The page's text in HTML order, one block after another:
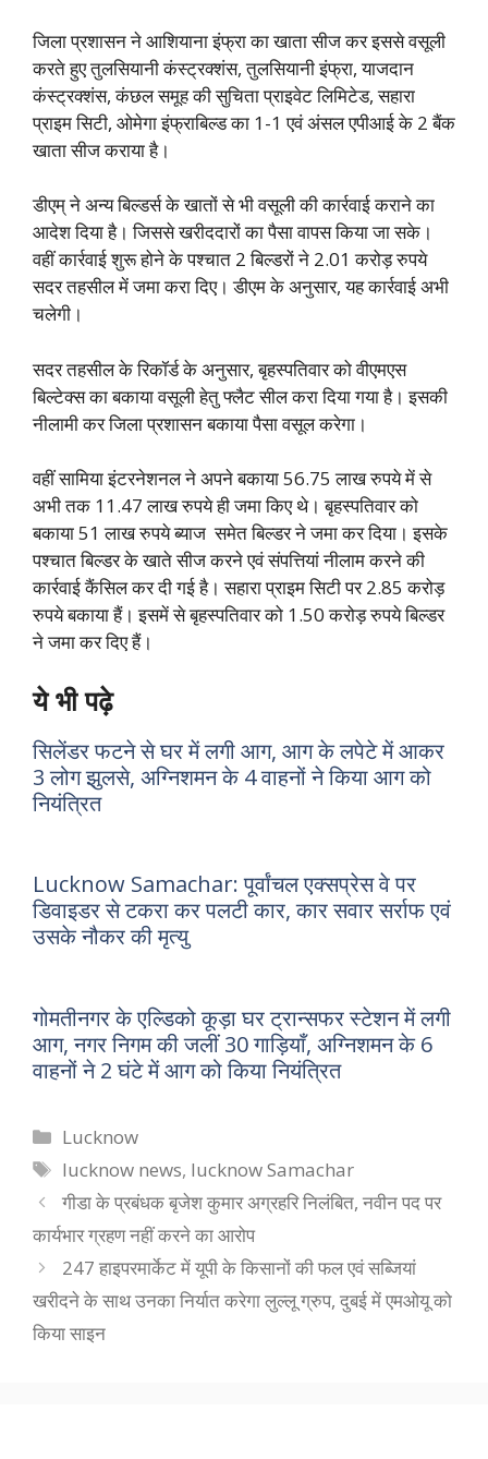
जिला प्रशासन ने आशियाना इंफ्रा का खाता सीज कर इससे वसूली
करते हुए तुलसियानी कंस्ट्रक्शंस, तुलसियानी इंफ्रा, याजदान
कंस्ट्रक्शंस, कंछल समूह की सुचिता प्राइवेट लिमिटेड, सहारा
प्राइम सिटी, ओमेगा इंफ्राबिल्ड का 1-1 एवं अंसल एपीआई के 2 बैंक
खाता सीज कराया है।
डीएम् ने अन्य बिल्डर्स के खातों से भी वसूली की कार्रवाई कराने का
आदेश दिया है। जिससे खरीददारों का पैसा वापस किया जा सके।
वहीं कार्रवाई शुरू होने के पश्चात 2 बिल्डरों ने 2.01 करोड़ रुपये
सदर तहसील में जमा करा दिए। डीएम के अनुसार, यह कार्रवाई अभी
चलेगी।
सदर तहसील के रिकॉर्ड के अनुसार, बृहस्पतिवार को वीएमएस
बिल्टेक्स का बकाया वसूली हेतु फ्लैट सील करा दिया गया है। इसकी
नीलामी कर जिला प्रशासन बकाया पैसा वसूल करेगा।
वहीं सामिया इंटरनेशनल ने अपने बकाया 56.75 लाख रुपये में से
अभी तक 11.47 लाख रुपये ही जमा किए थे। बृहस्पतिवार को
बकाया 51 लाख रुपये ब्याज समेत बिल्डर ने जमा कर दिया। इसके
पश्चात बिल्डर के खाते सीज करने एवं संपत्तियां नीलाम करने की
कार्रवाई कैंसिल कर दी गई है।सहारा प्राइम सिटी पर 2.85 करोड़
रुपये बकाया हैं। इसमें से बृहस्पतिवार को 1.50 करोड़ रुपये बिल्डर
ने जमा कर दिए हैं।
ये भी पढ़े
सिलेंडर फटने से घर में लगी आग, आग के लपेटे में आकर
3 लोग झुलसे, अग्निशमन के 4 वाहनों ने किया आग को
नियंत्रित
Lucknow Samachar: पूर्वांचल एक्सप्रेस वे पर
डिवाइडर से टकरा कर पलटी कार, कार सवार सर्राफ एवं
उसके नौकर की मृत्यु
गोमतीनगर के एल्डिको कूड़ा घर ट्रान्सफर स्टेशन में लगी
आग, नगर निगम की जलीं 30 गाड़ियाँ, अग्निशमन के 6
वाहनों ने 2 घंटे में आग को किया नियंत्रित
Categories
Lucknow
Tags
lucknow news, lucknow Samachar
गीडा के प्रबंधक बृजेश कुमार अग्रहरि निलंबित, नवीन पद पर
कार्यभार ग्रहण नहीं करने का आरोप
247 हाइपरमार्केट में यूपी के किसानों की फल एवं सब्जियां
खरीदने के साथ उनका निर्यात करेगा लुल्लू ग्रुप, दुबई में एमओयू को
किया साइन